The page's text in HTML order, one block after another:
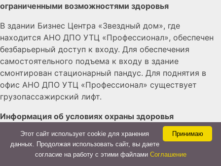
ограниченными возможностями здоровья
В здании Бизнес Центра «Звездный дом», где
находится АНО ДПО УТЦ «Профессионал», обеспечен
безбарьерный доступ к входу. Для обеспечения
самостоятельного подъема к входу в здание
смонтирован стационарный пандус. Для поднятия в
офис АНО ДПО УТЦ «Профессионал» существует
грузопассажирский лифт.
Информация об условиях охраны здоровья
обучающихся, в том числе инвалидов и лиц с
ограниченными возможностями здоровья
С учетом кратковременности пребывания
Принимаю
Этот сайт использует cookie для хранения
данных. Продолжая использовать сайт, вы даете
согласие на работу с этими файлами Соглашение